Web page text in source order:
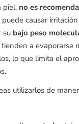
piel, no es
causar
su bajo peso
a evaporarse
lo que limita el
utilizarlos de